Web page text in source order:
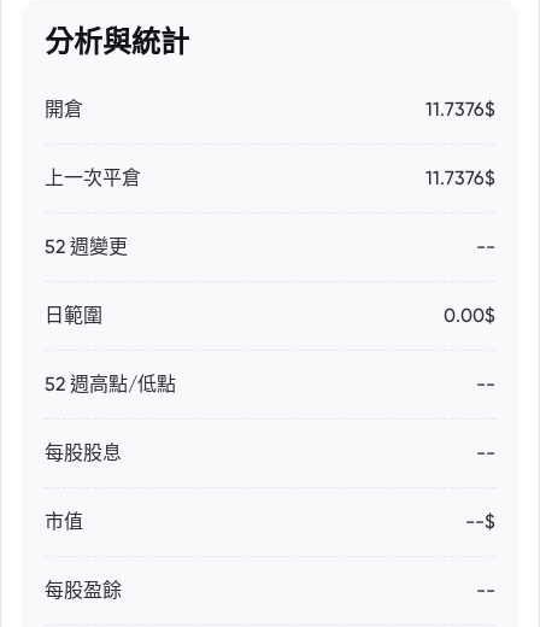
分析與統計
開倉 11.7376$
上一次平倉 11.7376$
52 週變更 --
日範圍 0.00$
52 週高點/低點 --
每股股息 --
市值 --$
每股盈餘 --